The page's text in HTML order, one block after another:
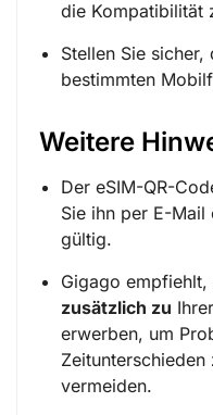
die Kompatibilität
Stellen Sie sicher,
bestimmten
Weitere
Der eSIM-QR-
Sie ihn per E-Mail
gültig.
Gigago empfiehlt,
zusätzlich zu
erwerben, um
vermeiden.